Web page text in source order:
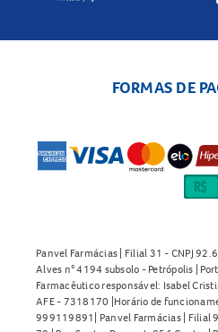
FORMAS DE
Panvel Farmácias | Filial 31 - CNPJ
Alves n° 4194 subsolo - Petrópolis |
Farmacêutico responsável: Isabel
AFE - 7318170 |Horário de
999119891| Panvel Farmácias | Filial